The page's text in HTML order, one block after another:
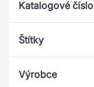
Katalogové číslo
Štítky
Výrobce